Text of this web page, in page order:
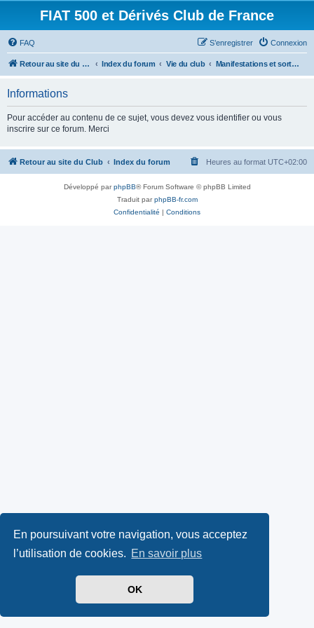
En poursuivant votre navigation, vous acceptez
l’utilisation de cookies. En savoir plus
OK
FIAT 500 et Dérivés Club de France
FAQ Connexion
S’enregistrer
Retour au site du Club Index du forum Vie du club Manifestations et sorties
Informations
Pour accéder au contenu de ce sujet, vous devez vous identifier ou vous
inscrire sur ce forum. Merci
Retour au site du Club Index du forum Heures au format UTC+02:00
Développé parphpBB® Forum Software © phpBB Limited
Traduit parphpBB-fr.com
Confidentialité | Conditions